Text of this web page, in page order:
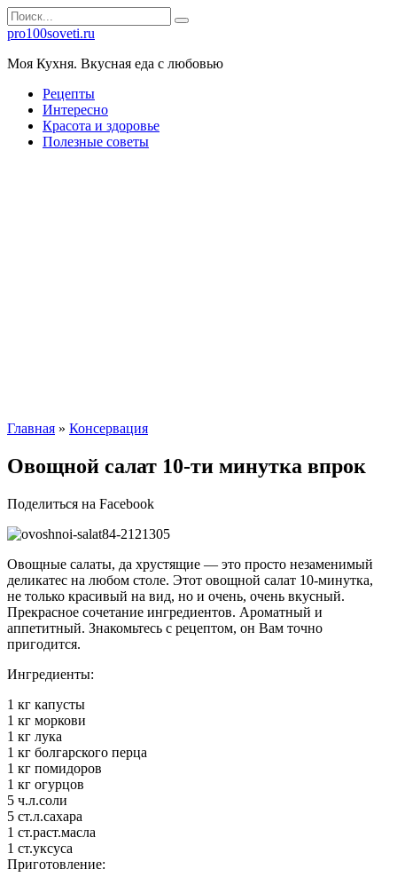
Перейти
к
контенту
Search
for:
pro100soveti.ru
Моя Кухня. Bкусная еда с любовью
Рецепты
Интересно
Красота и здоровье
Полезные советы
Главная » Консервация
Овощной салат 10-ти минутка впрок
Поделиться на Facebook
Овощные салаты, да хрустящие — это просто незаменимый
деликатес на любом столе. Этот овощной салат 10-минутка,
не только красивый на вид, но и очень, очень вкусный.
Прекрасное сочетание ингредиентов. Ароматный и
аппетитный. Знакомьтесь с рецептом, он Вам точно
пригодится.
Ингредиенты:
1 кг капусты
1 кг моркови
1 кг лука
1 кг болгарского перца
1 кг помидоров
1 кг огурцов
5 ч.л.соли
5 ст.л.сахара
1 ст.раст.масла
1 ст.уксуса
Приготовление: